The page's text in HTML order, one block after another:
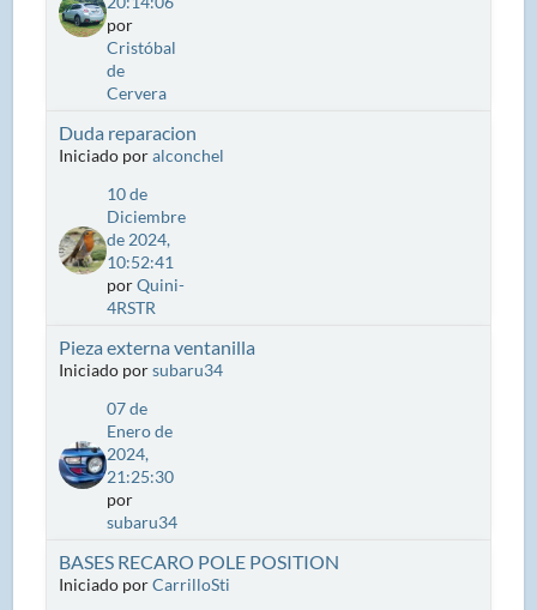
por
Cristóbal
de
Cervera
Duda reparacion
Iniciado poralconchel
10 de
Diciembre
de 2024,
10:52:41
porQuini-
4RSTR
Pieza externa ventanilla
Iniciado porsubaru34
07 de
Enero de
2024,
21:25:30
por
subaru34
BASES RECARO POLE POSITION
Iniciado porCarrilloSti